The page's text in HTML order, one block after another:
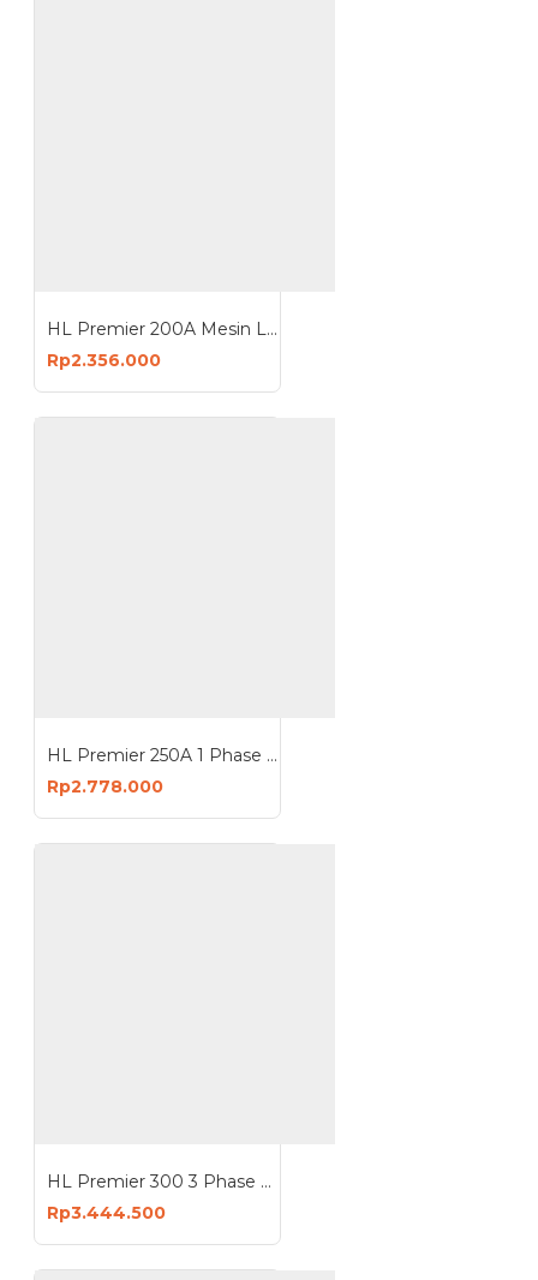
HL Premier 200A Mesin Las Welding Machine Travo Inverter
Rp2.356.000
HL Premier 250A 1 Phase Mesin Las Welding Machine Travo Inverter
Rp2.778.000
HL Premier 300 3 Phase Mesin Las ARC Welding Machine Travo Inverter
Rp3.444.500